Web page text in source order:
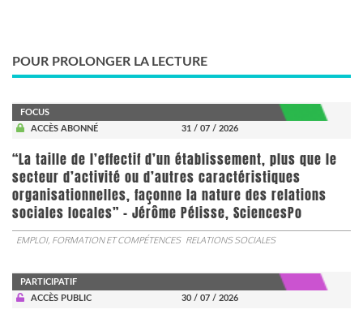
POUR PROLONGER LA LECTURE
FOCUS
ACCÈS ABONNÉ
31 / 07 / 2026
“La taille de l’effectif d’un établissement, plus que le
secteur d’activité ou d’autres caractéristiques
organisationnelles, façonne la nature des relations
sociales locales” - Jérôme Pélisse, SciencesPo
EMPLOI, FORMATION ET COMPÉTENCES RELATIONS SOCIALES
PARTICIPATIF
ACCÈS PUBLIC
30 / 07 / 2026